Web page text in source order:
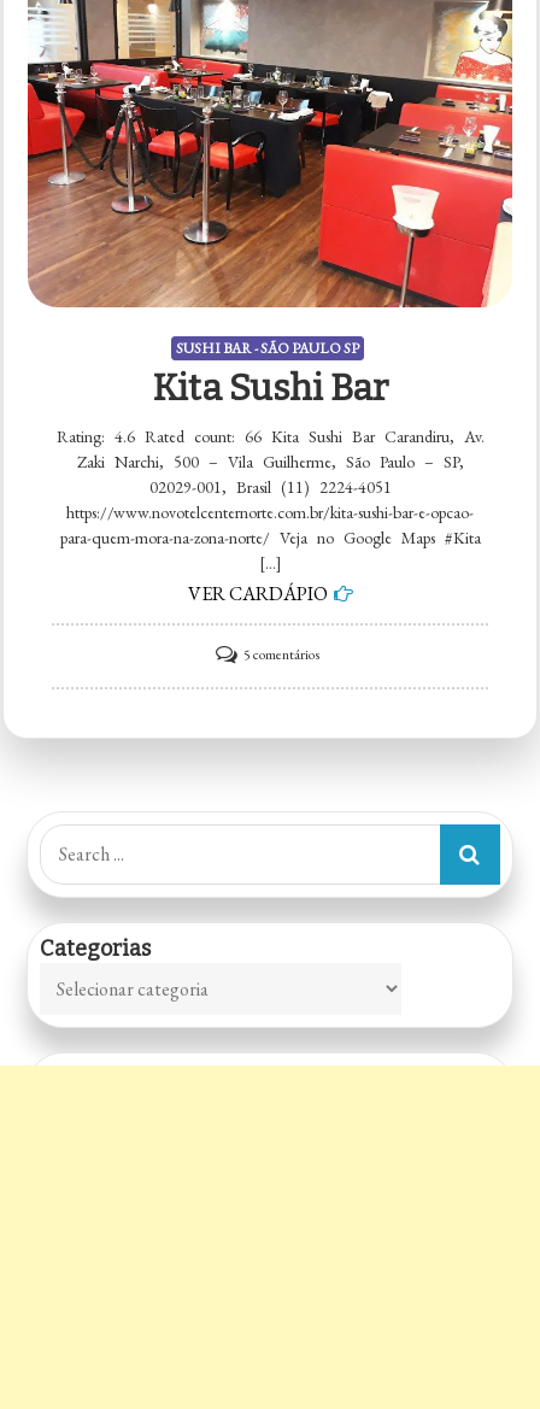
SUSHI BAR - SÃO PAULO SP
Kita Sushi Bar
Rating: 4.6 Rated count: 66 Kita Sushi Bar Carandiru, Av.
Zaki Narchi, 500 – Vila Guilherme, São Paulo – SP,
02029-001, Brasil (11) 2224-4051
https://www.novotelcenternorte.com.br/kita-sushi-bar-e-opcao-
para-quem-mora-na-zona-norte/ Veja no Google Maps #Kita
[…]
VER CARDÁPIO
5 comentáriosem
Kita
Search
for:
Categorias
Categorias